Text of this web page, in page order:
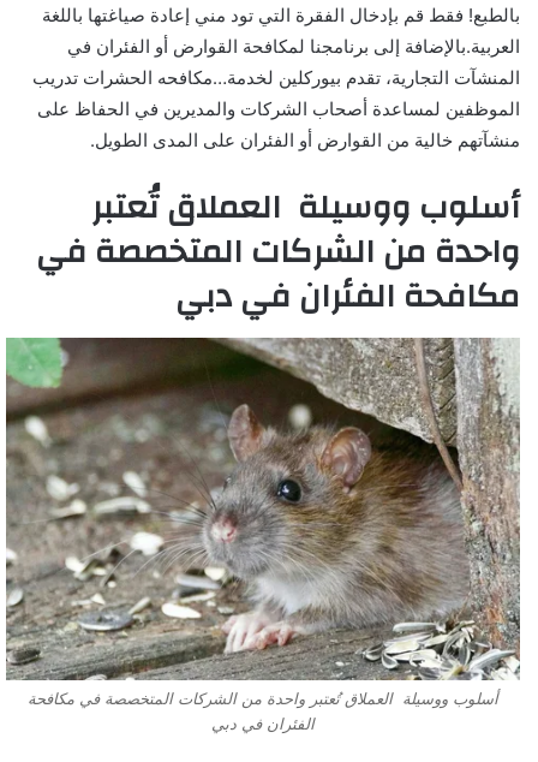
بالطبع! فقط قم بإدخال الفقرة التي تود مني إعادة صياغتها باللغة
العربية.بالإضافة إلى برنامجنا لمكافحة القوارض أو الفئران في
المنشآت التجارية، تقدم بيوركلين لخدمة…مكافحه الحشرات تدريب
الموظفين لمساعدة أصحاب الشركات والمديرين في الحفاظ على
منشآتهم خالية من القوارض أو الفئران على المدى الطويل.
أسلوب ووسيلة العملاق تُعتبر
واحدة من الشركات المتخصصة في
مكافحة الفئران في دبي
أسلوب ووسيلة العملاق تُعتبر واحدة من الشركات المتخصصة في مكافحة
الفئران في دبي